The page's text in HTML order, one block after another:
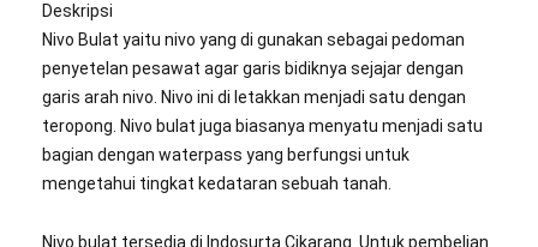
Deskripsi
Nivo Bulat yaitu nivo yang di gunakan sebagai pedoman
penyetelan pesawat agar garis bidiknya sejajar dengan
garis arah nivo. Nivo ini di letakkan menjadi satu dengan
teropong. Nivo bulat juga biasanya menyatu menjadi satu
bagian dengan waterpass yang berfungsi untuk
mengetahui tingkat kedataran sebuah tanah.
Nivo bulat tersedia di Indosurta Cikarang. Untuk pembelian